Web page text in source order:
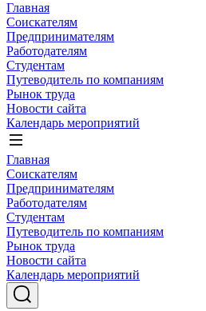
Главная
Соискателям
Предпринимателям
Работодателям
Студентам
Путеводитель по компаниям
Рынок труда
Новости сайта
Календарь мероприятий
Главная
Соискателям
Предпринимателям
Работодателям
Студентам
Путеводитель по компаниям
Рынок труда
Новости сайта
Календарь мероприятий